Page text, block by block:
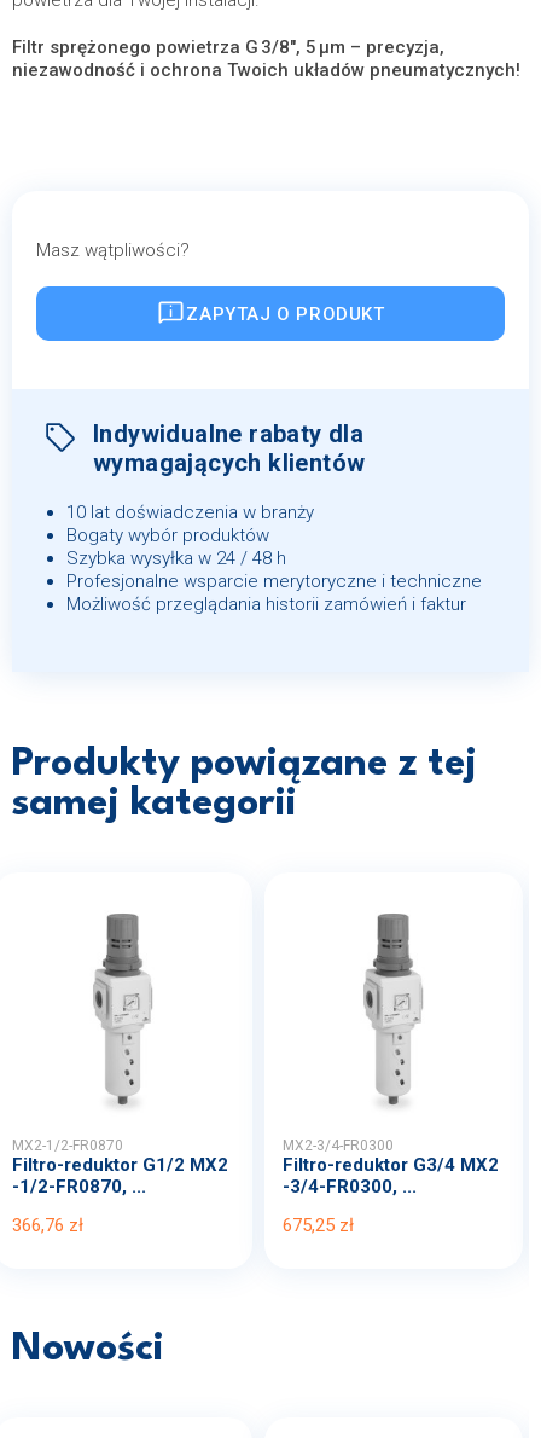
Filtr sprężonego powietrza G 3/8″, 5 µm – precyzja,
niezawodność i ochrona Twoich układów pneumatycznych!
Masz wątpliwości?
ZAPYTAJ O PRODUKT
Indywidualne rabaty dla
wymagających klientów
10 lat doświadczenia w branży
Bogaty wybór produktów
Szybka wysyłka w 24 / 48 h
Profesjonalne wsparcie merytoryczne i techniczne
Możliwość przeglądania historii zamówień i faktur
Produkty powiązane z tej
samej kategorii
MX2-1/2-FR0870
Filtro-reduktor G1/2 MX2
-1/2-FR0870, ...
366,76 zł
MX2-3/4-FR0300
Filtro-reduktor G3/4 MX2
-3/4-FR0300, ...
675,25 zł
Nowości